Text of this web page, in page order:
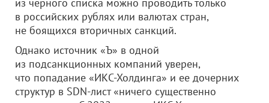
в российских рублях или валютах стран,
не боящихся вторичных санкций.
Однако источник «Ъ» в одной
из подсанкционных компаний уверен,
что попадание «ИКС-Холдинга» и ее дочерних
структур в SDN-лист «ничего существенно